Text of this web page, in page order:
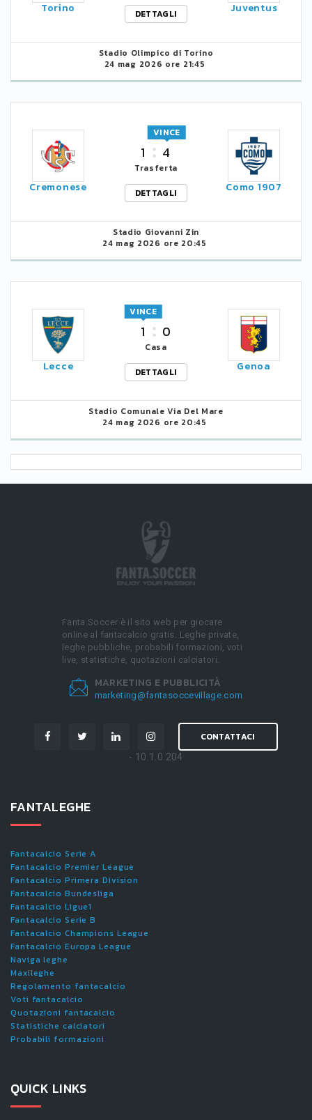
Torino
DETTAGLI
Juventus
Stadio Olimpico di Torino
24 mag 2026 ore 21:45
Cremonese
1 4
VINCE
Trasferta
DETTAGLI
Como 1907
Stadio Giovanni Zin
24 mag 2026 ore 20:45
Lecce
1
VINCE
0
Casa
DETTAGLI
Genoa
Stadio Comunale Via Del Mare
24 mag 2026 ore 20:45
Fanta.Soccer è il sito web per giocare
online al fantacalcio gratis. Leghe private,
leghe pubbliche, probabili formazioni, voti
live, statistiche, quotazioni calciatori.
MARKETING E PUBBLICITÀ
marketing@fantasoccevillage.com
CONTATTACI
- 10.1.0.204
FANTALEGHE
Fantacalcio Serie A
Fantacalcio Premier League
Fantacalcio Primera Division
Fantacalcio Bundesliga
Fantacalcio Ligue1
Fantacalcio Serie B
Fantacalcio Champions League
Fantacalcio Europa League
Naviga leghe
Maxileghe
Regolamento fantacalcio
Voti fantacalcio
Quotazioni fantacalcio
Statistiche calciatori
Probabili formazioni
QUICK LINKS